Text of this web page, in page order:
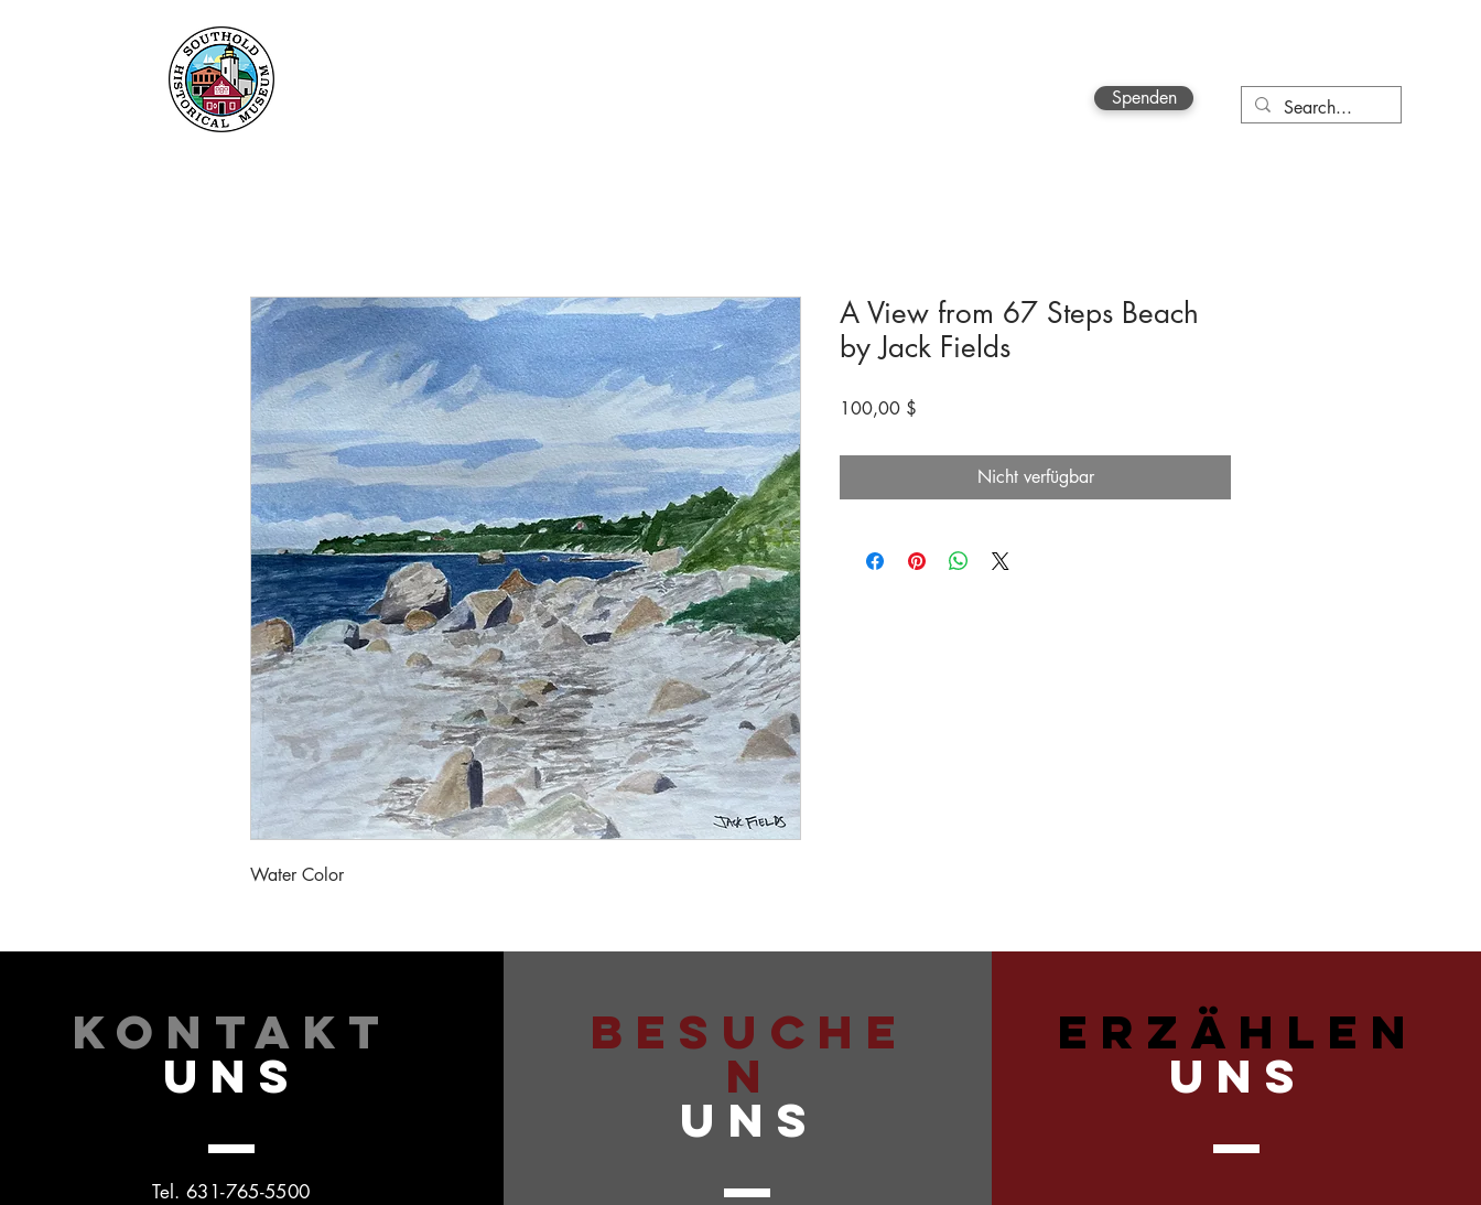
Spenden
Water Color
A View from 67 Steps Beach
by Jack Fields
100,00 $
Nicht verfügbar
KONTAKT
UNS
Tel. 631-765-5500
BESUCHE
N
UNS
ERZÄHLEN
UNS